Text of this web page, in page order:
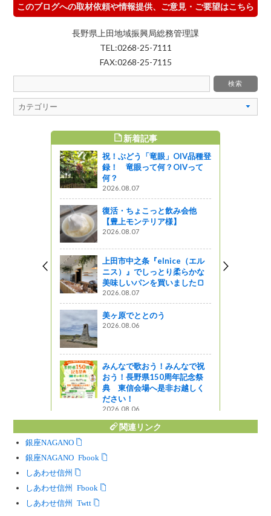
このブログへの取材依頼や情報提供、ご意見・ご要望はこちら
長野県上田地域振興局総務管理課
TEL:0268-25-7111
FAX:0268-25-7115
新着記事
祝！ぶどう「竜眼」OIV品種登
録！ 竜眼って何？OIVって
何？
2026.08.07
復活・ちょこっと飲み会他
【豊上モンテリア様】
2026.08.07
上田市中之条『elnice（エル
ニス）』でしっとり柔らかな
美味しいパンを買いました🍞
2026.08.07
美ヶ原でととのう
2026.08.06
みんなで歌おう！みんなで祝
おう！長野県150周年記念祭
典 東信会場へ是非お越しく
ださい！
2026.08.06
関連リンク
銀座NAGANO
銀座NAGANO Facebook
しあわせ信州
しあわせ信州 Facebook
しあわせ信州 Twitter